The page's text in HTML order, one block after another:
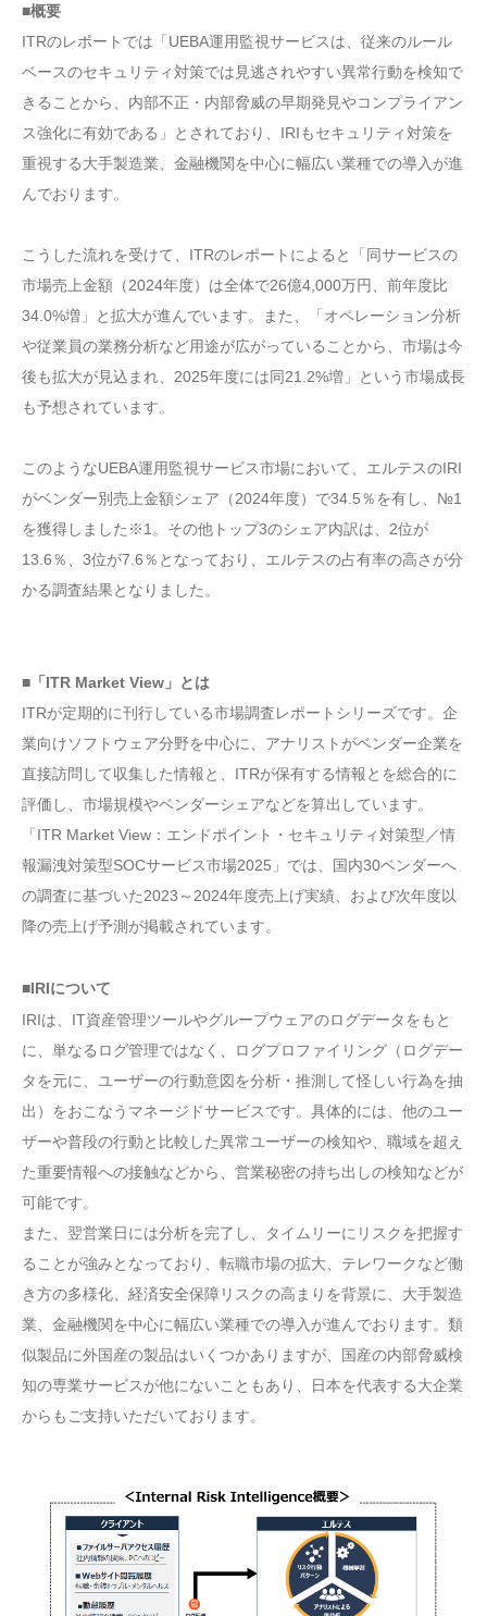
■概要
ITRのレポートでは「UEBA運用監視サービスは、従来のルール
ベースのセキュリティ対策では見逃されやすい異常行動を検知で
きることから、内部不正・内部脅威の早期発見やコンプライアン
ス強化に有効である」とされており、IRIもセキュリティ対策を
重視する大手製造業、金融機関を中心に幅広い業種での導入が進
んでおります。
こうした流れを受けて、ITRのレポートによると「同サービスの
市場売上金額（2024年度）は全体で26億4,000万円、前年度比
34.0%増」と拡大が進んでいます。また、「オペレーション分析
や従業員の業務分析など用途が広がっていることから、市場は今
後も拡大が見込まれ、2025年度には同21.2%増」という市場成長
も予想されています。
このようなUEBA運用監視サービス市場において、エルテスのIRI
がベンダー別売上金額シェア（2024年度）で34.5％を有し、№1
を獲得しました※1。その他トップ3のシェア内訳は、2位が
13.6％、3位が7.6％となっており、エルテスの占有率の高さが分
かる調査結果となりました。
■「ITR Market View」とは
ITRが定期的に刊行している市場調査レポートシリーズです。企
業向けソフトウェア分野を中心に、アナリストがベンダー企業を
直接訪問して収集した情報と、ITRが保有する情報とを総合的に
評価し、市場規模やベンダーシェアなどを算出しています。
「ITR Market View：エンドポイント・セキュリティ対策型／情
報漏洩対策型SOCサービス市場2025」では、国内30ベンダーへ
の調査に基づいた2023～2024年度売上げ実績、および次年度以
降の売上げ予測が掲載されています。
■IRIについて
IRIは、IT資産管理ツールやグループウェアのログデータをもと
に、単なるログ管理ではなく、ログプロファイリング（ログデー
タを元に、ユーザーの行動意図を分析・推測して怪しい行為を抽
出）をおこなうマネージドサービスです。具体的には、他のユー
ザーや普段の行動と比較した異常ユーザーの検知や、職域を超え
た重要情報への接触などから、営業秘密の持ち出しの検知などが
可能です。
また、翌営業日には分析を完了し、タイムリーにリスクを把握す
ることが強みとなっており、転職市場の拡大、テレワークなど働
き方の多様化、経済安全保障リスクの高まりを背景に、大手製造
業、金融機関を中心に幅広い業種での導入が進んでおります。類
似製品に外国産の製品はいくつかありますが、国産の内部脅威検
知の専業サービスが他にないこともあり、日本を代表する大企業
からもご支持いただいております。